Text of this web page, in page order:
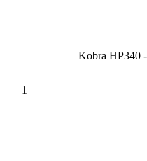
Kobra HP340